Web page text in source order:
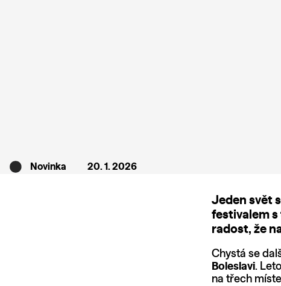
Novinka 20. 1. 2026
Jeden svět
festivalem s
radost, že
Chystá se
Boleslavi.
na třech